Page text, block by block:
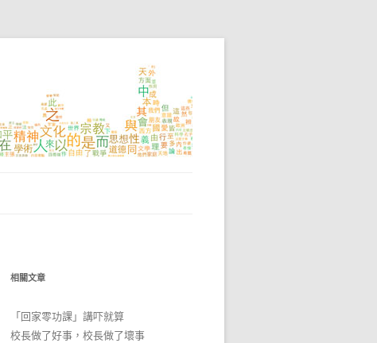
相關文章
「回家零功課」講吓就算
校長做了好事，校長做了壞事